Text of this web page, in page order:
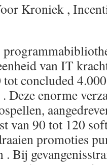
Kroniek ,
van IT
concluded
Deze enorme
van 90 tot 120
promoties
. Bij